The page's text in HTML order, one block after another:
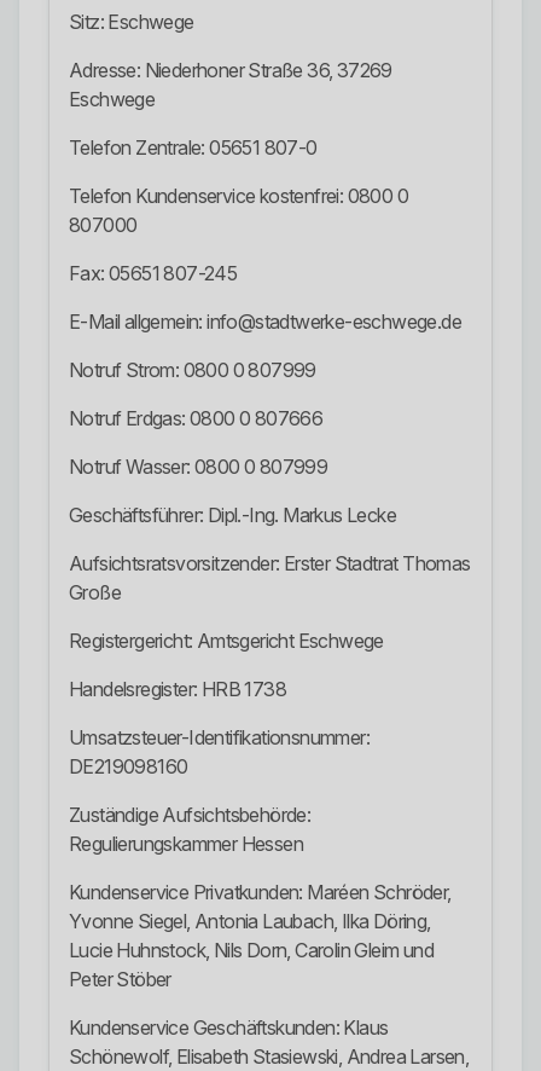
Sitz: Eschwege
Adresse: Niederhoner Straße 36, 37269
Eschwege
Telefon Zentrale: 05651 807-0
Telefon Kundenservice kostenfrei: 0800 0
807000
Fax: 05651 807-245
E-Mail allgemein: info@stadtwerke-eschwege.de
Notruf Strom: 0800 0 807999
Notruf Erdgas: 0800 0 807666
Notruf Wasser: 0800 0 807999
Geschäftsführer: Dipl.-Ing. Markus Lecke
Aufsichtsratsvorsitzender: Erster Stadtrat Thomas
Große
Registergericht: Amtsgericht Eschwege
Handelsregister: HRB 1738
Umsatzsteuer-Identifikationsnummer:
DE219098160
Zuständige Aufsichtsbehörde:
Regulierungskammer Hessen
Kundenservice Privatkunden: Maréen Schröder,
Yvonne Siegel, Antonia Laubach, Ilka Döring,
Lucie Huhnstock, Nils Dorn, Carolin Gleim und
Peter Stöber
Kundenservice Geschäftskunden: Klaus
Schönewolf, Elisabeth Stasiewski, Andrea Larsen,